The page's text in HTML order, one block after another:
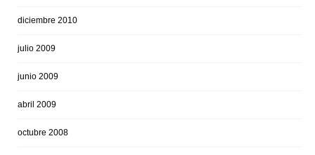
diciembre 2010
julio 2009
junio 2009
abril 2009
octubre 2008